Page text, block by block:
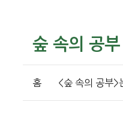
숲 속의 공부
홈 <숲 속의 공부>